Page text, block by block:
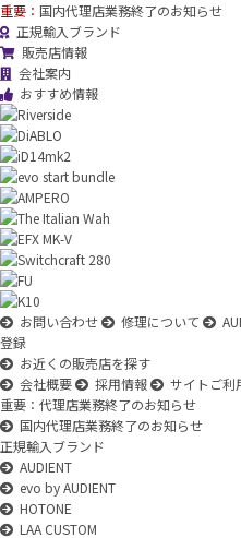
重要： 国内代理店業務終了のお知らせ
正規輸入ブランド
販売店情報
会社案内
おすすめ情報
お問い合わせ 修理について
登録
お近くの販売店を探す
会社概要
採用情報 サイトご利
重要：代理店業務終了のお知らせ
国内代理店業務終了のお知らせ
正規輸入ブランド
AUDIENT
evo by AUDIENT
HOTONE
LAA CUSTOM